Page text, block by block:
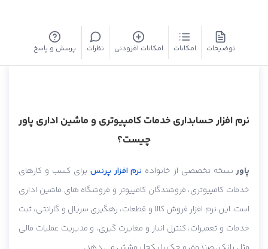
توضیحات امکانات امکانات افزودنی نظرات پرسش و پاسخ
نرم افزار حسابداری خدمات کامپیوتری و ماشین اداری پاور
چیست؟
پاورنسخه تخصصی از خانواده نرم افزار پرنس برای کسب و کارهای
خدمات کامپیوتری، فروشندگان کامپیوتر و فروشگاه های ماشین اداری
است. این نرم افزار فروش کالا و قطعات، رهگیری سریال و گارانتی، ثبت
خدمات و تعمیرات، کنترل انبار و مغایرت گیری، و مدیریت عملیات مالی